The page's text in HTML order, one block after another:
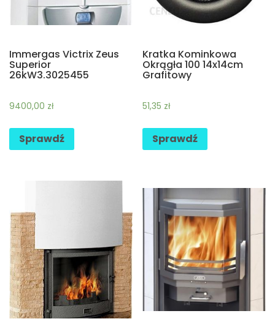
Immergas Victrix Zeus
Superior
26kW3.3025455
9400,00 zł
Sprawdź
Kratka Kominkowa
Okrągła 100 14x14cm
Grafitowy
51,35 zł
Sprawdź